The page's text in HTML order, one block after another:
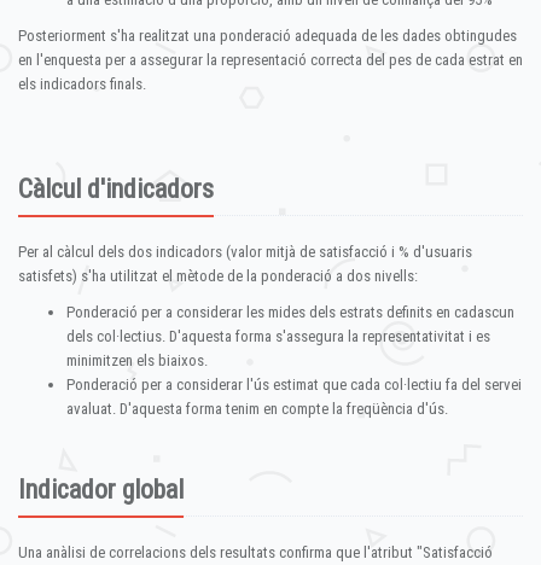
Posteriorment s'ha realitzat una ponderació adequada de les dades obtingudes
en l'enquesta per a assegurar la representació correcta del pes de cada estrat en
els indicadors finals.
Càlcul d'indicadors
Per al càlcul dels dos indicadors (valor mitjà de satisfacció i % d'usuaris
satisfets) s'ha utilitzat el mètode de la ponderació a dos nivells:
Ponderació per a considerar les mides dels estrats definits en cadascun
dels col·lectius. D'aquesta forma s'assegura la representativitat i es
minimitzen els biaixos.
Ponderació per a considerar l'ús estimat que cada col·lectiu fa del servei
avaluat. D'aquesta forma tenim en compte la freqüència d'ús.
Indicador global
Una anàlisi de correlacions dels resultats confirma que l'atribut "Satisfacció